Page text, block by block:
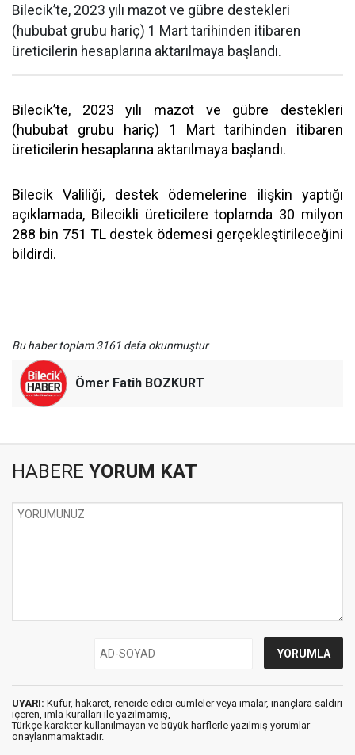
Bilecik’te, 2023 yılı mazot ve gübre destekleri
(hububat grubu hariç) 1 Mart tarihinden itibaren
üreticilerin hesaplarına aktarılmaya başlandı.
Bilecik’te, 2023 yılı mazot ve gübre destekleri
(hububat grubu hariç) 1 Mart tarihinden itibaren
üreticilerin hesaplarına aktarılmaya başlandı.
Bilecik Valiliği, destek ödemelerine ilişkin yaptığı
açıklamada, Bilecikli üreticilere toplamda 30 milyon
288 bin 751 TL destek ödemesi gerçekleştirileceğini
bildirdi.
Bu haber toplam 3161 defa okunmuştur
Ömer Fatih BOZKURT
HABERE YORUM KAT
UYARI: Küfür, hakaret, rencide edici cümleler veya imalar, inançlara saldırı
içeren, imla kuralları ile yazılmamış,
Türkçe karakter kullanılmayan ve büyük harflerle yazılmış yorumlar
onaylanmamaktadır.